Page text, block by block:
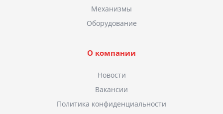
Механизмы
Оборудование
О компании
Новости
Вакансии
Политика конфиденциальности